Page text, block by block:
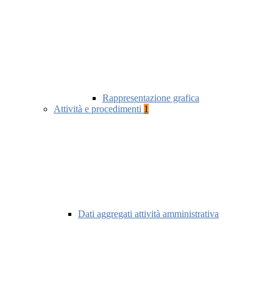
Rappresentazione grafica
Attività e procedimenti 1
Dati aggregati attività amministrativa